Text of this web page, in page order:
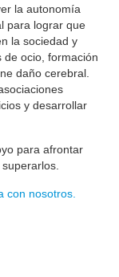
la autonomía
para lograr que
la sociedad y
de ocio, formación
daño cerebral.
y desarrollar
para afrontar
con nosotros.